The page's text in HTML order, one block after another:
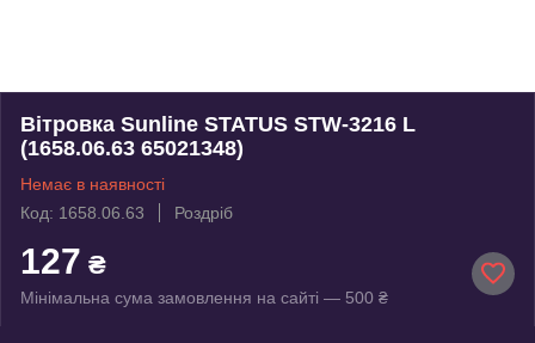
Вітровка Sunline STATUS STW-3216 L
(1658.06.63 65021348)
Немає в наявності
Код: 1658.06.63
Роздріб
127 ₴
Мінімальна сума замовлення на сайті — 500 ₴